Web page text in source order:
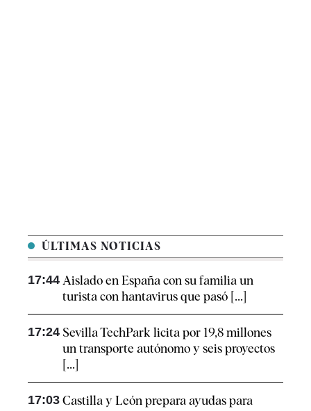
ÚLTIMAS NOTICIAS
17:44 Aislado en España con su familia un
turista con hantavirus que pasó [...]
17:24 Sevilla TechPark licita por 19,8 millones
un transporte autónomo y seis proyectos
[...]
17:03 Castilla y León prepara ayudas para